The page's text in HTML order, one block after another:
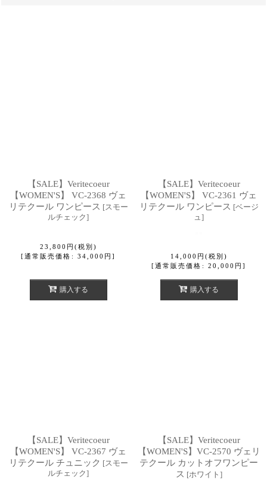
【SALE】Veritecoeur
【WOMEN'S】 VC-2368 ヴェ
リテクール ワンピース [スモー
ルチェック]
23,800 円 (税別)
[通常販売価格 : 34,000 円 ]
購入する
【SALE】Veritecoeur
【WOMEN'S】 VC-2361 ヴェ
リテクール ワンピース [ベージ
ュ ]
14,000 円 (税別)
[通常販売価格 : 20,000 円 ]
購入する
【SALE】Veritecoeur
【WOMEN'S】 VC-2367 ヴェ
リテクール チュニック [スモー
ルチェック]
【SALE】Veritecoeur
【WOMEN'S】VC-2570 ヴェリ
テクール カットオフワンピー
ス [ホワイト ]